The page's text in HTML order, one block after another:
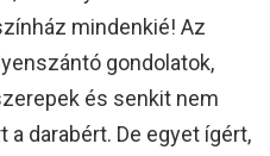
mindenkié! Az
gondolatok,
és senkit nem
darabért. De egyet ígért,